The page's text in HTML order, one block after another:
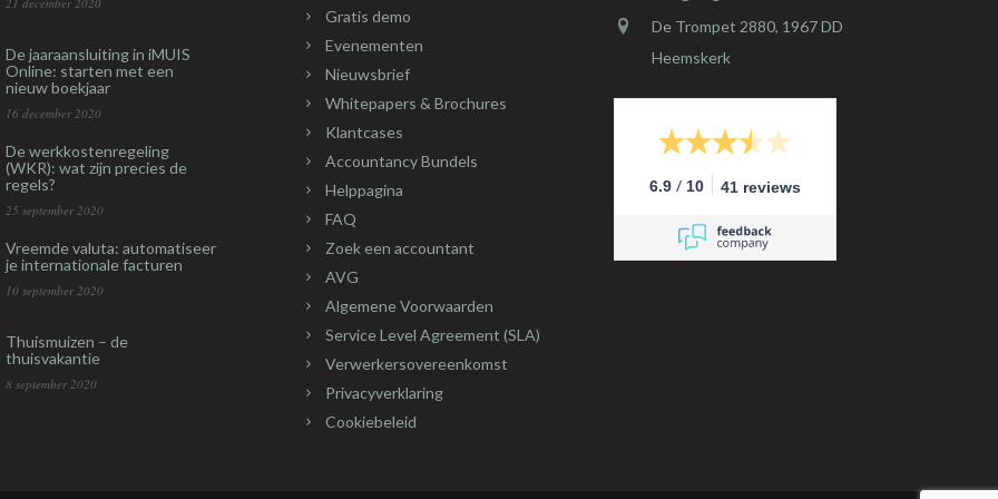
De jaaraansluiting in iMUIS
Online: starten met een
nieuw boekjaar
16 december 2020
De werkkostenregeling
(WKR): wat zijn precies de
regels?
25 september 2020
Vreemde valuta: automatiseer
je internationale facturen
10 september 2020
Thuismuizen – de
thuisvakantie
8 september 2020
Gratis demo
Evenementen
Nieuwsbrief
Whitepapers & Brochures
Klantcases
Accountancy Bundels
Helppagina
FAQ
Zoek een accountant
AVG
Algemene Voorwaarden
Service Level Agreement (SLA)
Verwerkersovereenkomst
Privacyverklaring
Cookiebeleid
De Trompet 2880, 1967 DD
Heemskerk
6.9 / 10 41 reviews